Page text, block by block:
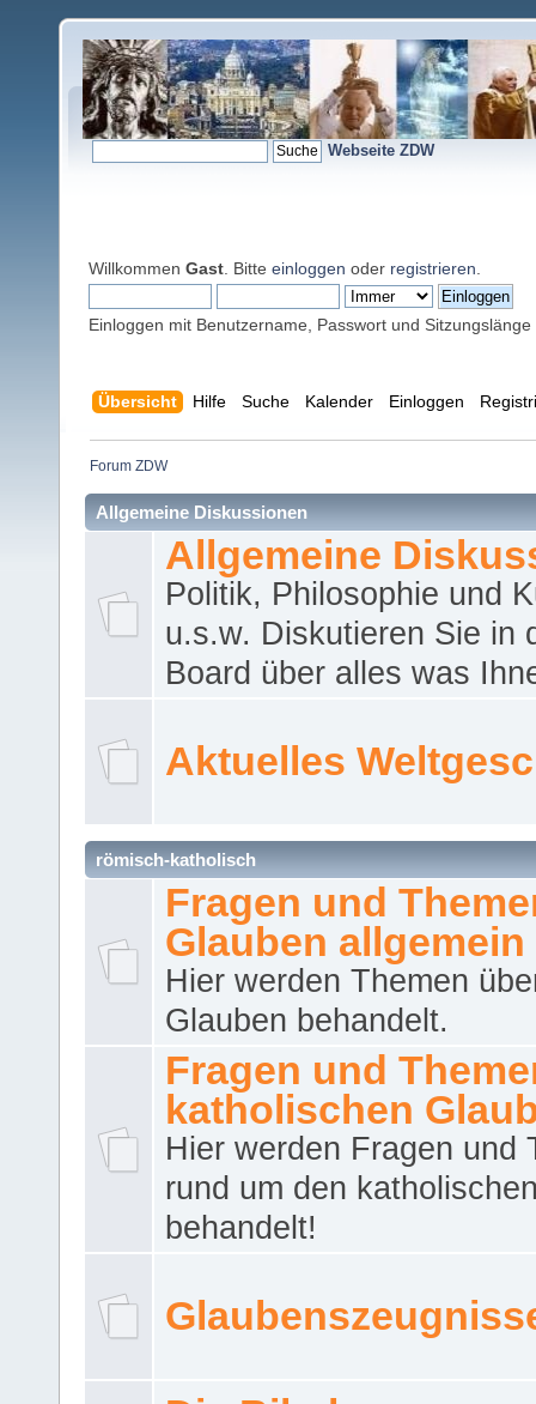
Webseite ZDW
Willkommen Gast . Bitte einloggen oder registrieren
Einloggen mit Benutzername, Passwort und Sitzungslänge
Übersicht Hilfe Suche Kalender Einloggen
Forum ZDW
Allgemeine Diskussionen
Allgemeine
Politik, Philosophie und
u.s.w. Diskutieren Sie in
Board über alles was
Aktuelles
römisch-katholisch
Fragen und
Glauben allgemein
Hier werden Themen
Glauben behandelt.
Fragen und
katholischen
Hier werden Fragen und
rund um den
behandelt!